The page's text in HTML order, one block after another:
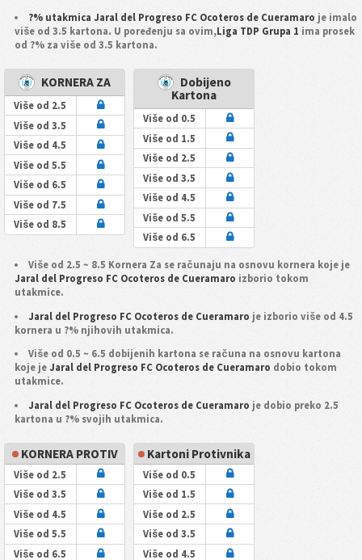
?% utakmica Jaral del Progreso FC Ocoteros de Cueramaro je imalo
više od 3.5 kartona. U poređenju sa ovim,Liga TDP Grupa 1 ima prosek
od ?% za više od 3.5 kartona.
KORNERA ZA
Više od 2.5
Više od 3.5
Više od 4.5
Više od 5.5
Više od 6.5
Više od 7.5
Više od 8.5
Dobijeno
Kartona
Više od 0.5
Više od 1.5
Više od 2.5
Više od 3.5
Više od 4.5
Više od 5.5
Više od 6.5
Više od 2.5 ~ 8.5 Kornera Za se računaju na osnovu kornera koje je
Jaral del Progreso FC Ocoteros de Cueramaro izborio tokom
utakmice.
Jaral del Progreso FC Ocoteros de Cueramaro je izborio više od 4.5
kornera u ?% njihovih utakmica.
Više od 0.5 ~ 6.5 dobijenih kartona se računa na osnovu kartona
koje je Jaral del Progreso FC Ocoteros de Cueramaro dobio tokom
utakmice.
Jaral del Progreso FC Ocoteros de Cueramaro je dobio preko 2.5
kartona u ?% svojih utakmica.
KORNERA PROTIV
Više od 2.5
Više od 3.5
Više od 4.5
Više od 5.5
Više od 6.5
Kartoni Protivnika
Više od 0.5
Više od 1.5
Više od 2.5
Više od 3.5
Više od 4.5